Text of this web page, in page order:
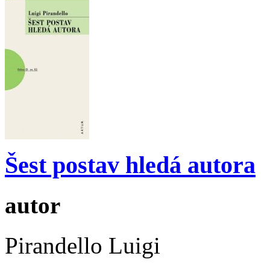
Šest postav hledá autora
autor
Pirandello Luigi